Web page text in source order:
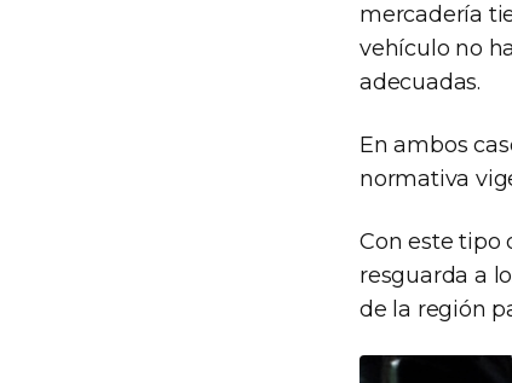
mercadería
vehículo no
adecuadas.
En ambos
normativa
Con este tipo
resguarda a
de la región